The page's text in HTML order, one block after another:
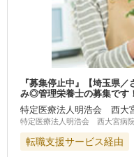
『募集停止中』【埼玉県
み◎管理栄養士の募集です
特定医療法人明浩会 西大
特定医療法人明浩会 西大宮病
転職支援サービス経由